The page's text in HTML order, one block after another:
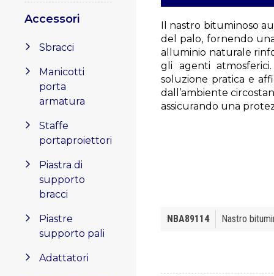
Accessori
Sbracci
Manicotti
porta
armatura
Staffe
portaproiettori
Piastra di
supporto
bracci
Piastre
supporto pali
Adattatori
Il nastro bituminoso
del palo, fornendo
alluminio naturale
gli agenti
soluzione pratica e
dall’ambiente
assicurando una
NBA89114 Nastro